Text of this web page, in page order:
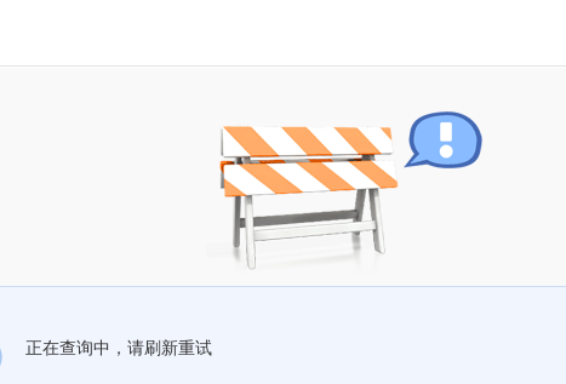
正在查询中，请刷新重试